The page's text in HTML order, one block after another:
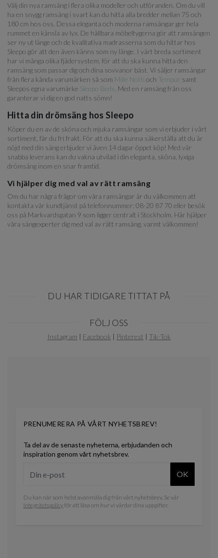
Välj din nya ramsäng i flera olika modeller och utföranden. Om du vill
ha en snygg ramsäng i svart kan du hitta alla bredder mellan 75 och
180 cm hos oss. Dessa eleganta och moderna ramsängar ger hela
rummet en känsla av lyx. De hållbara möbeltygerna gör att ramsängen
ser ny ut länge och de kvalitativa madrasserna som du hittar hos
Sleepo gör att den även känns som ny länge. I vårt breda sortiment
har vi många olika fjädersystem, för att du ska kunna hitta den
ramsäng som passar dig och dina sovvanor bäst. Vi säljer ramsängar
från flera kända varumärken så som Mille Notti och Tempur samt
Sleepos egna varumärke Sleepo Beds . Med en ramsäng från oss
garanterar vi dig en god natts sömn!
Hitta din drömsäng hos Sleepo
Köper du en av de sköna och mjuka ramsängar som vi erbjuder i vårt
sortiment, får du fri frakt. För att du ska kunna säkerställa att du är
nöjd med din säng erbjuder vi även 14 dagar öppet köp! Med vår
snabba leverans kan du vakna utvilad i din eleganta, sköna, lyxiga
drömsäng inom en snar framtid.
Vi hjälper dig med val av rätt ramsäng
Om du har några frågor om våra ramsängar är du välkommen att
kontakta vår kundtjänst på telefonnummer: 08-20 87 70 eller besök
oss på Markvardsgatan 9 som ligger centralt i Stockholm. Här hjälper
våra sängexperter dig med val av rätt ramsäng, varmt välkommen!
DU HAR TIDIGARE TITTAT PÅ
FÖLJ OSS
Instagram | Facebook | Pinterest | Tik-Tok
PRENUMERERA PÅ VÅRT NYHETSBREV!
Ta del av de senaste nyheterna, erbjudanden och
inspiration genom vårt nyhetsbrev.
OK
Du kan när som helst avanmäla dig från vårt nyhetsbrev. Se vår
integritetspolicyför att läsa om hur vi vårdar dina uppgifter.